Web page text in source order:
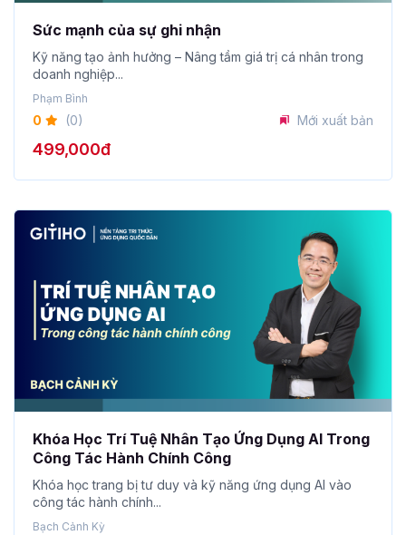
Sức mạnh của sự ghi nhận
Kỹ năng tạo ảnh hưởng – Nâng tầm giá trị cá nhân trong
doanh nghiệp...
Phạm Bình
0 (0) Mới xuất bản
499,000đ
Khóa Học Trí Tuệ Nhân Tạo Ứng Dụng AI Trong
Công Tác Hành Chính Công
Khóa học trang bị tư duy và kỹ năng ứng dụng AI vào
công tác hành chính...
Bạch Cảnh Kỳ